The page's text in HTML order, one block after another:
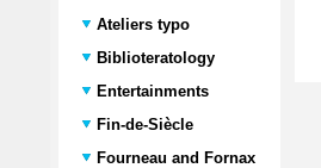
Ateliers typo
Biblioteratology
Entertainments
Fin-de-Siècle
Fourneau and Fornax